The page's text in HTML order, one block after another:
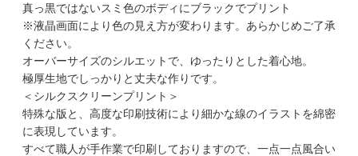
真っ黒ではないスミ色のボディにブラックでプリント
※液晶画面により色の見え方が変わります。あらかじめご了承
ください。
オーバーサイズのシルエットで、ゆったりとした着心地。
極厚生地でしっかりと丈夫な作りです。
＜シルクスクリーンプリント＞
特殊な版と、高度な印刷技術により細かな線のイラストを綿密
に表現しています。
すべて職人が手作業で印刷しておりますので、一点一点風合い